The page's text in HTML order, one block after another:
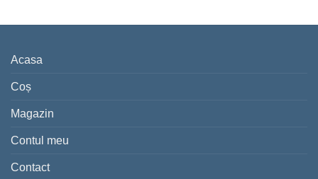
Acasa
Coș
Magazin
Contul meu
Contact